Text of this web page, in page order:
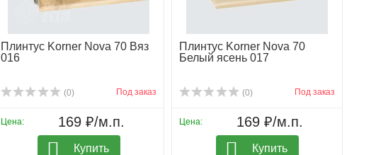
Плинтус Korner Nova 70 Вяз
016
(0) Под заказ
Цена: 169 ₽/м.п.
Купить
Плинтус Korner Nova 70
Белый ясень 017
(0) Под заказ
Цена: 169 ₽/м.п.
Купить